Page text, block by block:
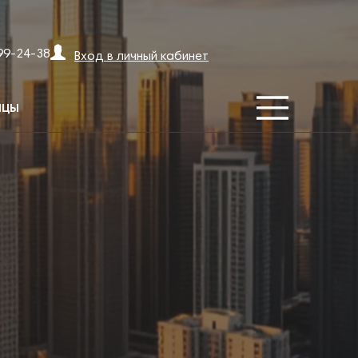
24-38 Вход в личный кабинет